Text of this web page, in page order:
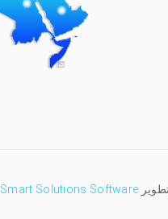
Smart Solutions Software